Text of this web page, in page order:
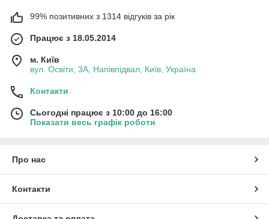
99% позитивних з 1314 відгуків за рік
Працює з 18.05.2014
м. Київ
вул. Освіти, 3А, Напівпідвал, Київ, Україна
Контакти
Сьогодні працює з 10:00 до 16:00
Показати весь графік роботи
Про нас
Контакти